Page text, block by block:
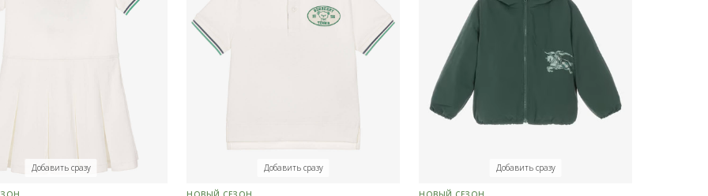
Добавить сразу Добавить сразу Добавить сразу